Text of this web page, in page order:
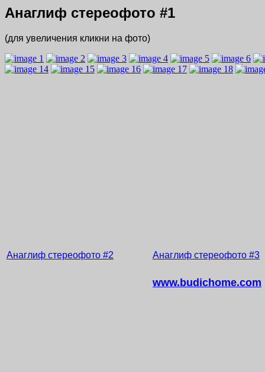
Анаглиф стереофото #1
(для увеличения кликни на фото)
Анаглиф стереофото #2 Анаглиф стереофото #3
www.budichome.com